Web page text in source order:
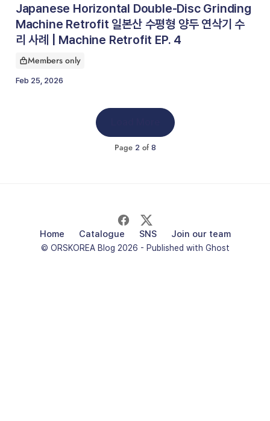
Japanese Horizontal Double-Disc Grinding
Machine Retrofit 일본산 수평형 양두 연삭기 수
리 사례 | Machine Retrofit EP. 4
This article is for
Members only
Feb 25, 2026
Page 2 of 8
Home Catalogue SNS Join our team
© ORSKOREA Blog 2026 - Published with Ghost